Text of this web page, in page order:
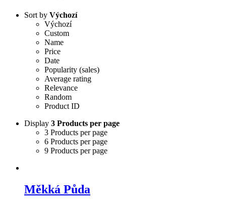
Sort by Výchozí
Výchozí
Custom
Name
Price
Date
Popularity (sales)
Average rating
Relevance
Random
Product ID
Display 3 Products per page
3 Products per page
6 Products per page
9 Products per page
Měkká Půda